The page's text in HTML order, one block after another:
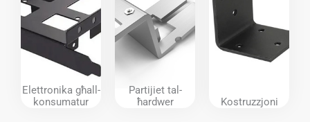
Elettronika għall-
konsumatur
Partijiet tal-
ħardwer
Kostruzzjoni